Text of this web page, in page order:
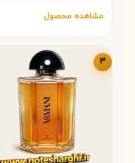
مشاهده سریع
مشاهده محصول
3